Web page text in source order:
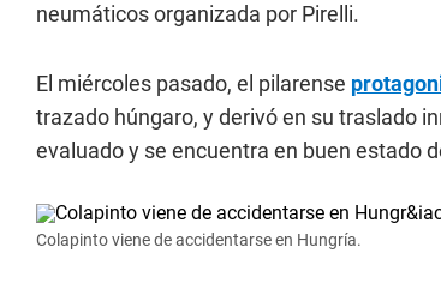
neumáticos organizada por Pirelli.
El miércoles pasado, el pilarense
trazado húngaro, y derivó en su traslado
evaluado y se encuentra en buen estado
Colapinto viene de accidentarse en Hungría.